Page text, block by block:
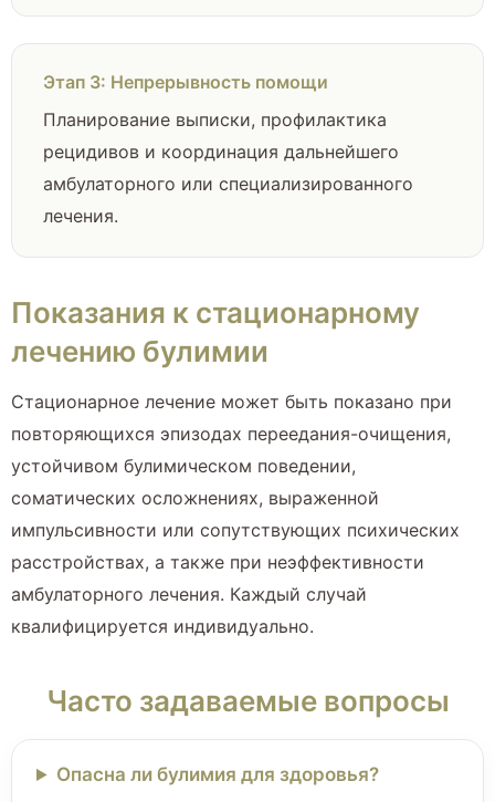
Этап 3: Непрерывность помощи
Планирование выписки, профилактика
рецидивов и координация дальнейшего
амбулаторного или специализированного
лечения.
Показания к стационарному
лечению булимии
Стационарное лечение может быть показано при
повторяющихся эпизодах переедания-очищения,
устойчивом булимическом поведении,
соматических осложнениях, выраженной
импульсивности или сопутствующих психических
расстройствах, а также при неэффективности
амбулаторного лечения. Каждый случай
квалифицируется индивидуально.
Часто задаваемые вопросы
Опасна ли булимия для здоровья?